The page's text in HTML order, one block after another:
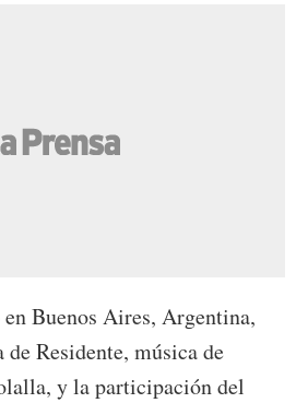
Buenos Aires, Argentina,
Residente, música de
y la participación del